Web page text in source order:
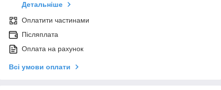
Детальніше
Оплатити частинами
Післяплата
Оплата на рахунок
Всі умови оплати